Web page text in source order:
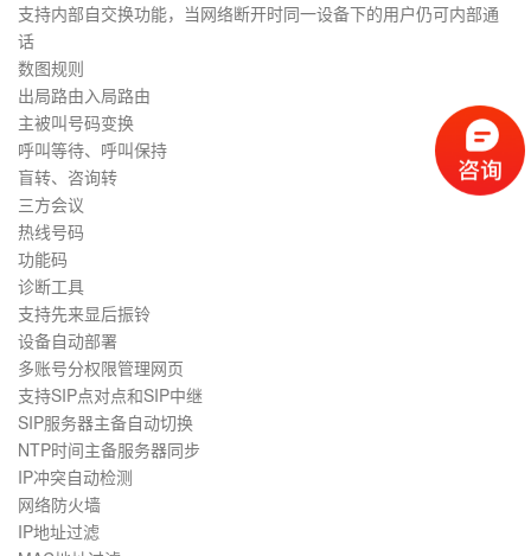
支持内部自交换功能，当网络断开时同一设备下的用户仍可内部通
话
数图规则
出局路由入局路由
主被叫号码变换
呼叫等待、呼叫保持
盲转、咨询转
三方会议
热线号码
功能码
诊断工具
支持先来显后振铃
设备自动部署
多账号分权限管理网页
支持SIP点对点和SIP中继
SIP服务器主备自动切换
NTP时间主备服务器同步
IP冲突自动检测
网络防火墙
IP地址过滤